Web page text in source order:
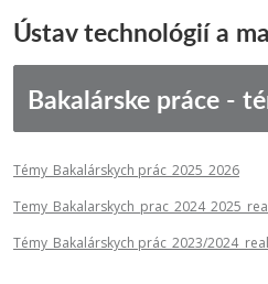
Ústav technológií a
Bakalárske práce -
Témy_Bakalárskych prác_2025_2026
Témy_ Bakalárskych prác_2023/2024